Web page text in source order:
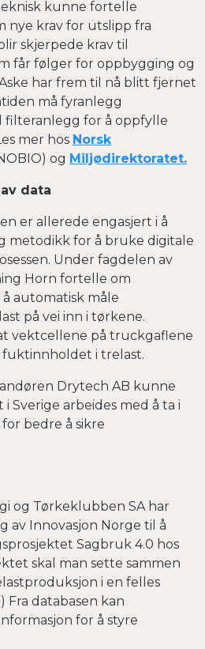
kunne fortelle
nye krav for utslipp fra
skjerpede krav til
får følger for oppbygging og
har frem til nå blitt fjernet
må fyranlegg
filteranlegg for å oppfylle
mer hos Norsk
og Miljødirektoratet.
data
er allerede engasjert i å
metodikk for å bruke digitale
Under fagdelen av
Horn fortelle om
automatisk måle
på vei inn i tørkene.
vektcellene på truckgaflene
fuktinnholdet i trelast.
Drytech AB kunne
Sverige arbeides med å ta i
bedre å sikre
og Tørkeklubben SA har
av Innovasjon Norge til å
Sagbruk 4.0 hos
skal man sette sammen
i en felles
Fra databasen kan
for å styre